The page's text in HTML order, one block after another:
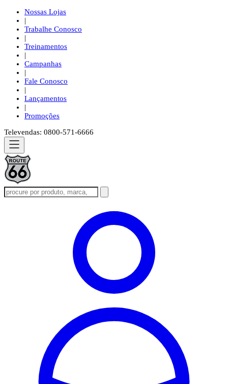
Nossas Lojas
|
Trabalhe Conosco
|
Treinamentos
|
Campanhas
|
Fale Conosco
|
Lançamentos
|
Promoções
Televendas: 0800-571-6666